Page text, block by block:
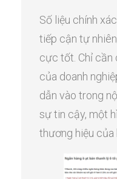
Số liệu chính
tiếp cận tự
cực tốt. Chỉ cần
của doanh
dẫn vào trong
sự tin cậy, một
thương hiệu của